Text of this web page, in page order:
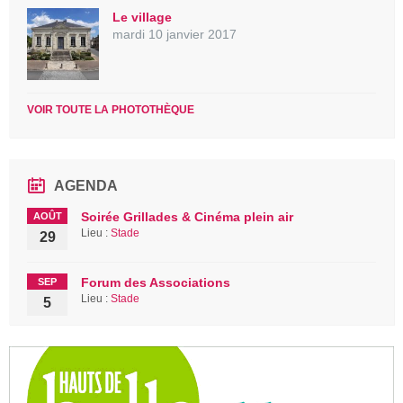
Le village
mardi 10 janvier 2017
VOIR TOUTE LA PHOTOTHÈQUE
AGENDA
AOÛT
29
Soirée Grillades & Cinéma plein air
Lieu : Stade
SEP
5
Forum des Associations
Lieu : Stade